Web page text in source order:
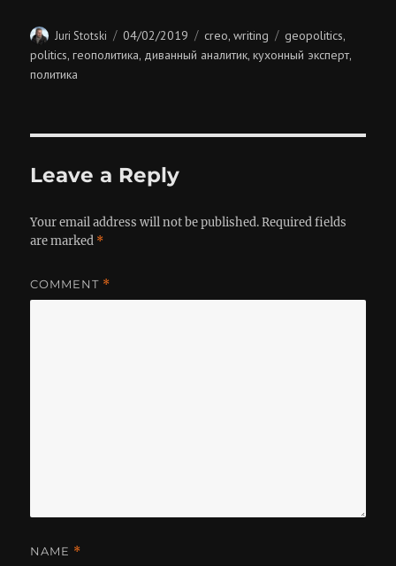
Author
Juri Stotski
Posted
on
04/02/2019 Categories
creo,writing Tags
geopolitics,
politics,геополитика, диванный аналитик,кухонный эксперт,
политика
Leave a Reply
Your email address will not be published. Required fields
are marked *
COMMENT *
NAME *